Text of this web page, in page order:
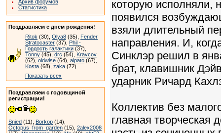
Архив форумов
Статистика
Поздравляем с днем рождения!
Ritok (30), Olya8 (35), Fender
Stratocaster (37), Phil -
Гордость галактики (37),
Tonny (45), drc (54), Kravcov
(62), oldwise (64), alpato (67),
Kosta (68), zaka (72)
Показать всех
Поздравляем с годовщиной
регистрации!
Snied (11), Borkop (14),
Octopus_from_garden (15), 2alex2008
которую исполняли,
появился
взяли длительный
направления. И,
Синклэр решил в
брат, клавишник
ударник Ричаpд
Коллектив без
главная творческая